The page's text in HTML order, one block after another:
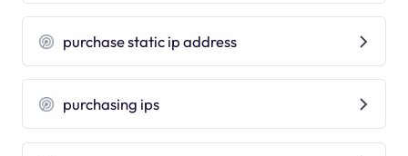
purchase static ip address
purchasing ips